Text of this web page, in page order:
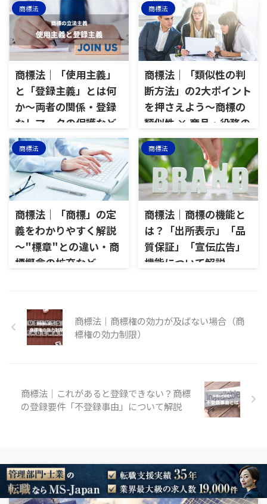
商標法
商標法｜「使用主義」
と「登録主義」とは何
か～両者の関係・登録
なしマークの保護など
商標法
商標法｜「類似性の判
断方法」の2大ポイント
を押さえよう～商標の
類似性 × 商品・役務の
類似性
商標法
商標法｜「商標」の定
義をわかりやすく解説
～"標章"との違い・商
標概念の拡充など
商標法
商標法｜商標の機能と
は？「出所表示」「品
質保証」「宣伝広告」
機能について解説
商標法｜商標権の効力が及ばない場合（商
標権の効力制限）
商標法｜これがあると登録できない？商標
の登録要件「不登録事由」について解説